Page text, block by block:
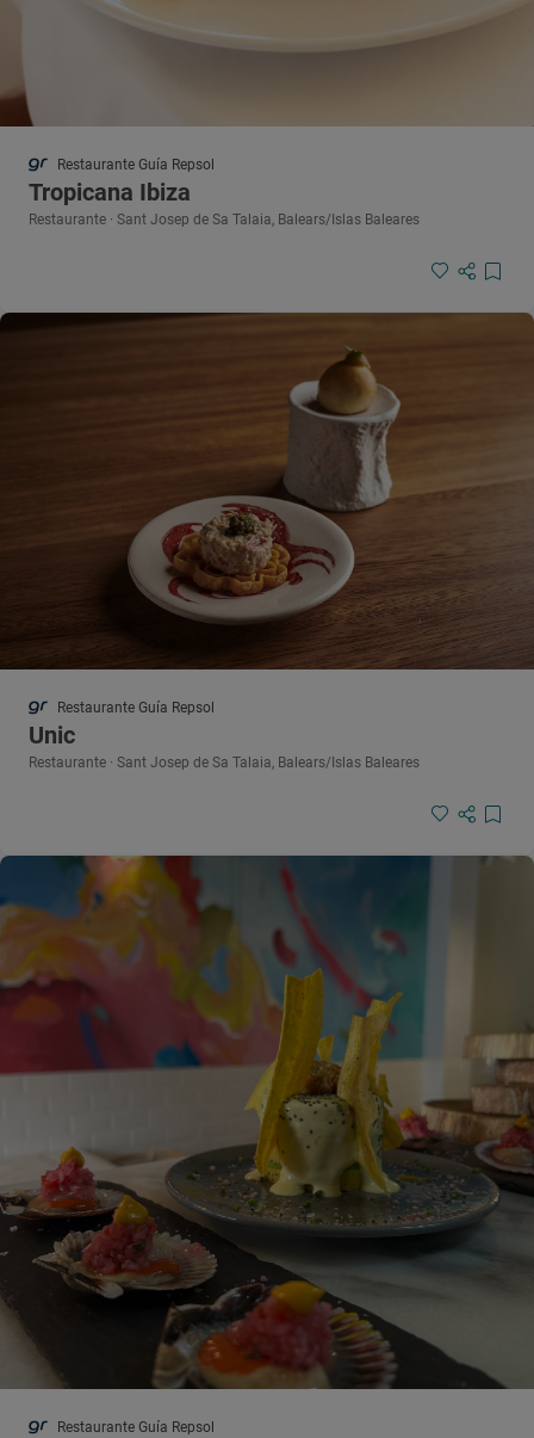
Restaurante Guía Repsol
Tropicana Ibiza
Restaurante · Sant Josep de Sa Talaia, Balears/Islas Baleares
Restaurante Guía Repsol
Unic
Restaurante · Sant Josep de Sa Talaia, Balears/Islas Baleares
Restaurante Guía Repsol